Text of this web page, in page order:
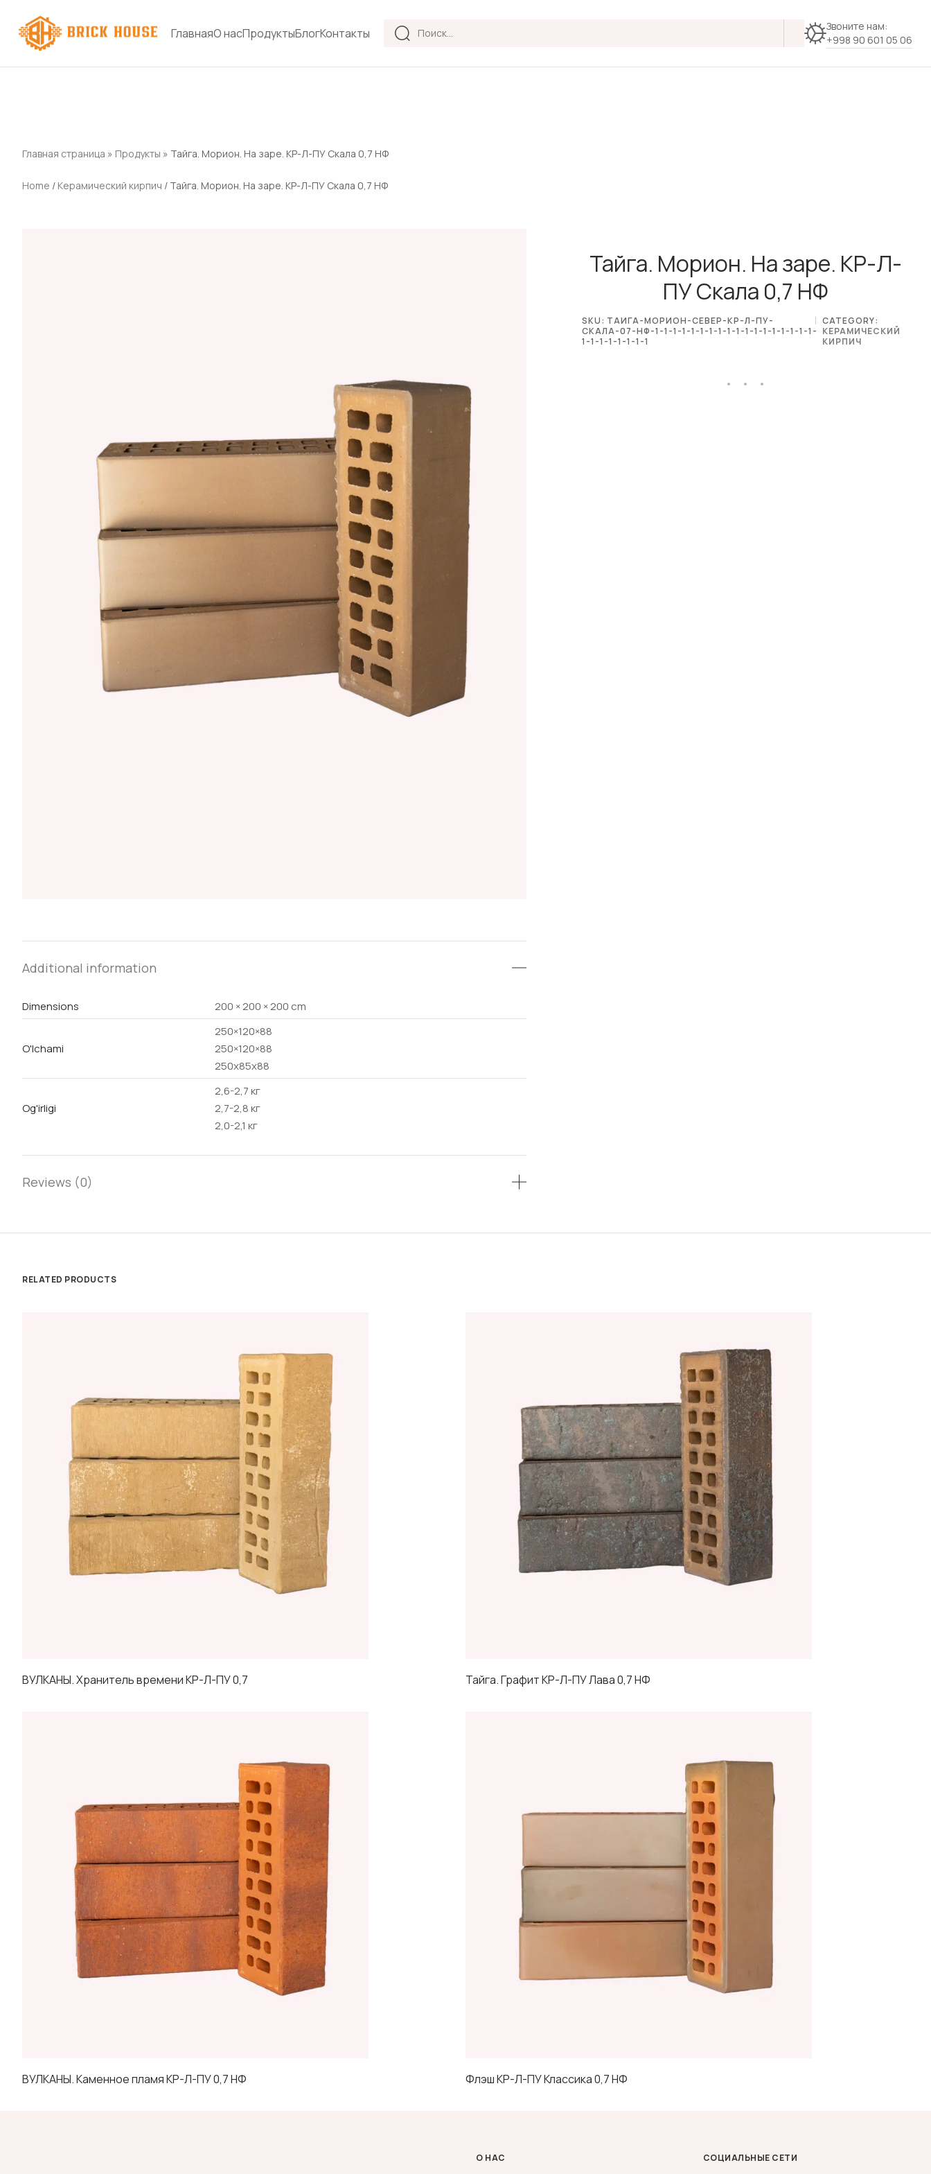
Products
search
Звоните нам:
+998 90 601 05 06
ГлавнаяО насПродуктыБлогКонтакты
Главная страница » Продукты » Тайга. Морион. На заре. КР-Л-ПУ Скала 0,7 НФ
Home / Керамический кирпич / Тайга. Морион. На заре. КР-Л-ПУ Скала 0,7 НФ
Тайга. Морион. На заре. КР-Л-
ПУ Скала 0,7 НФ
SKU: ТАИГА-МОРИОН-СЕВЕР-КР-Л-ПУ-
СКАЛА-07-НФ-1-1-1-1-1-1-1-1-1-1-1-1-1-1-1-1-1-1-
1-1-1-1-1-1-1-1
CATEGORY:
КЕРАМИЧЕСКИЙ
КИРПИЧ
Additional information
Dimensions 200 × 200 × 200 cm
O'lchami
250×120×88
250×120×88
250х85х88
Og'irligi
2,6-2,7 кг
2,7-2,8 кг
2,0-2,1 кг
Reviews (0)
RELATED PRODUCTS
ВУЛКАНЫ. Хранитель времени КР-Л-ПУ 0,7 Тайга. Графит КР-Л-ПУ Лава 0,7 НФ
ВУЛКАНЫ. Каменное пламя КР-Л-ПУ 0,7 НФ Флэш КР-Л-ПУ Классика 0,7 НФ
О НАС СОЦИАЛЬНЫЕ СЕТИ